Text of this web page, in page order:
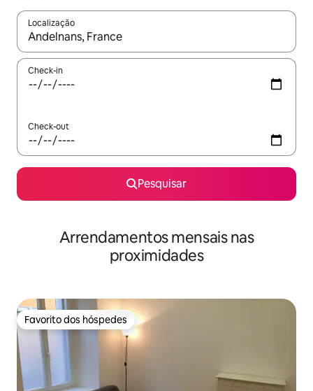
Localização
Quando os resultados estiverem disponíveis, navegue com
Check-in
Check-out
Pesquisar
Arrendamentos mensais nas
proximidades
Favorito dos hóspedes
Favorito dos hóspedes